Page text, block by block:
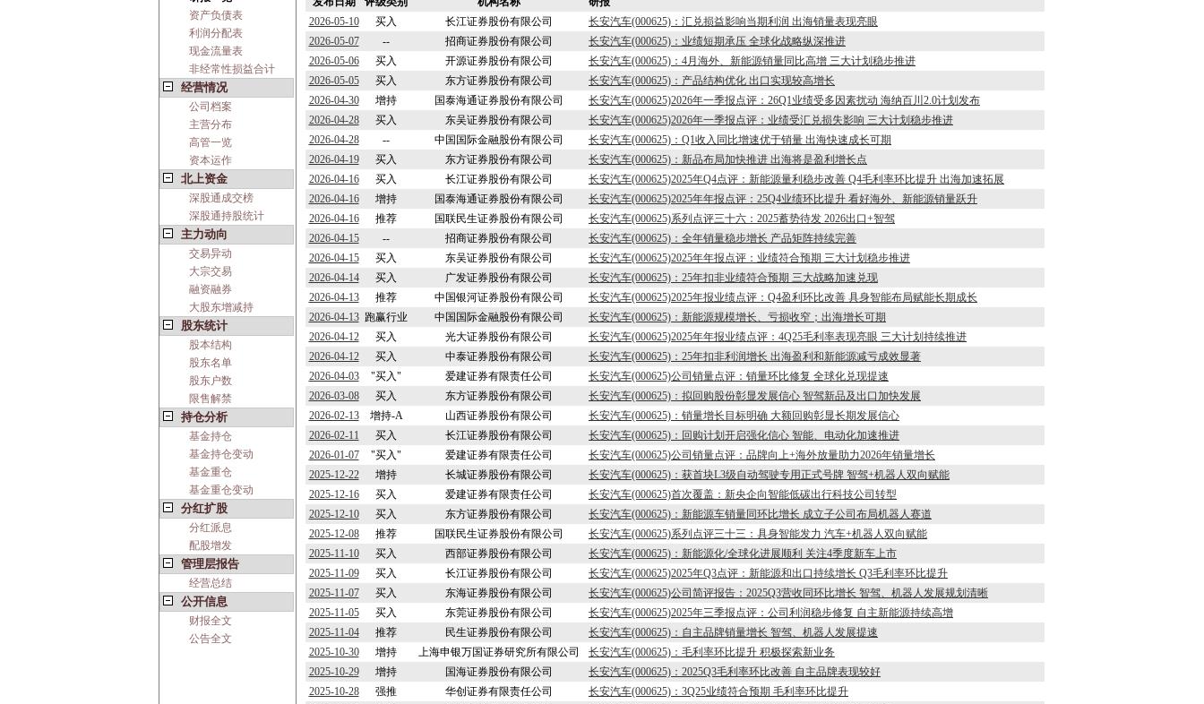
资产负债表
利润分配表
现金流量表
非经常性损益合计
经营情况
公司档案
主营分布
高管一览
资本运作
北上资金
深股通成交榜
深股通持股统计
主力动向
交易异动
大宗交易
融资融券
大股东增减持
股东统计
股本结构
股东名单
股东户数
限售解禁
持仓分析
基金持仓
基金持仓变动
基金重仓
基金重仓变动
分红扩股
分红派息
配股增发
管理层报告
经营总结
公开信息
财报全文
公告全文
2026-05-10
买入 长江证券股份有限公司
长安汽车(000625)：汇兑损益影响当期利润 出海销量表现亮眼
2026-05-07
-- 招商证券股份有限公司
长安汽车(000625)：业绩短期承压 全球化战略纵深推进
2026-05-06
买入 开源证券股份有限公司
长安汽车(000625)：4月海外、新能源销量同比高增 三大计划稳步推进
2026-05-05
买入 东方证券股份有限公司
长安汽车(000625)：产品结构优化 出口实现较高增长
2026-04-30
增持 国泰海通证券股份有限公司
长安汽车(000625)2026年一季报点评：26Q1业绩受多因素扰动 海纳百川2.0计划发布
2026-04-28
买入 东吴证券股份有限公司
长安汽车(000625)2026年一季报点评：业绩受汇兑损失影响 三大计划稳步推进
2026-04-28
-- 中国国际金融股份有限公司
长安汽车(000625)：Q1收入同比增速优于销量 出海快速成长可期
2026-04-19
买入 东方证券股份有限公司
长安汽车(000625)：新品布局加快推进 出海将是盈利增长点
2026-04-16
买入 长江证券股份有限公司
长安汽车(000625)2025年Q4点评：新能源量利稳步改善 Q4毛利率环比提升 出海加速拓展
2026-04-16
增持 国泰海通证券股份有限公司
长安汽车(000625)2025年年报点评：25Q4业绩环比提升 看好海外、新能源销量跃升
2026-04-16
推荐 国联民生证券股份有限公司
长安汽车(000625)系列点评三十六：2025蓄势待发 2026出口+智驾
2026-04-15
-- 招商证券股份有限公司
长安汽车(000625)：全年销量稳步增长 产品矩阵持续完善
2026-04-15
买入 东吴证券股份有限公司
长安汽车(000625)2025年年报点评：业绩符合预期 三大计划稳步推进
2026-04-14
买入 广发证券股份有限公司
长安汽车(000625)：25年扣非业绩符合预期 三大战略加速兑现
2026-04-13
推荐 中国银河证券股份有限公司
长安汽车(000625)2025年报业绩点评：Q4盈利环比改善 具身智能布局赋能长期成长
2026-04-13 跑赢行业 中国国际金融股份有限公司
长安汽车(000625)：新能源规模增长、亏损收窄；出海增长可期
2026-04-12
买入 光大证券股份有限公司
长安汽车(000625)2025年年报业绩点评：4Q25毛利率表现亮眼 三大计划持续推进
2026-04-12
买入 中泰证券股份有限公司
长安汽车(000625)：25年扣非利润增长 出海盈利和新能源减亏成效显著
2026-04-03
"买入" 爱建证券有限责任公司
长安汽车(000625)公司销量点评：销量环比修复 全球化兑现提速
2026-03-08
买入 东方证券股份有限公司
长安汽车(000625)：拟回购股份彰显发展信心 智驾新品及出口加快发展
2026-02-13
增持-A 山西证券股份有限公司
长安汽车(000625)：销量增长目标明确 大额回购彰显长期发展信心
2026-02-11
买入 长江证券股份有限公司
长安汽车(000625)：回购计划开启强化信心 智能、电动化加速推进
2026-01-07
"买入" 爱建证券有限责任公司
长安汽车(000625)公司销量点评：品牌向上+海外放量助力2026年销量增长
2025-12-22
增持 长城证券股份有限公司
长安汽车(000625)：获首块L3级自动驾驶专用正式号牌 智驾+机器人双向赋能
2025-12-16
买入 爱建证券有限责任公司
长安汽车(000625)首次覆盖：新央企向智能低碳出行科技公司转型
2025-12-10
买入 东方证券股份有限公司
长安汽车(000625)：新能源车销量同环比增长 成立子公司布局机器人赛道
2025-12-08
推荐 国联民生证券股份有限公司
长安汽车(000625)系列点评三十三：具身智能发力 汽车+机器人双向赋能
2025-11-10
买入 西部证券股份有限公司
长安汽车(000625)：新能源化/全球化进展顺利 关注4季度新车上市
2025-11-09
买入 长江证券股份有限公司
长安汽车(000625)2025年Q3点评：新能源和出口持续增长 Q3毛利率环比提升
2025-11-07
买入 东海证券股份有限公司
长安汽车(000625)公司简评报告：2025Q3营收同环比增长 智驾、机器人发展规划清晰
2025-11-05
买入 东莞证券股份有限公司
长安汽车(000625)2025年三季报点评：公司利润稳步修复 自主新能源持续高增
2025-11-04
推荐 民生证券股份有限公司
长安汽车(000625)：自主品牌销量增长 智驾、机器人发展提速
2025-10-30
增持 上海申银万国证券研究所有限公司
长安汽车(000625)：毛利率环比提升 积极探索新业务
2025-10-29
增持 国海证券股份有限公司
长安汽车(000625)：2025Q3毛利率环比改善 自主品牌表现较好
2025-10-28
强推 华创证券有限责任公司
长安汽车(000625)：3Q25业绩符合预期 毛利率环比提升